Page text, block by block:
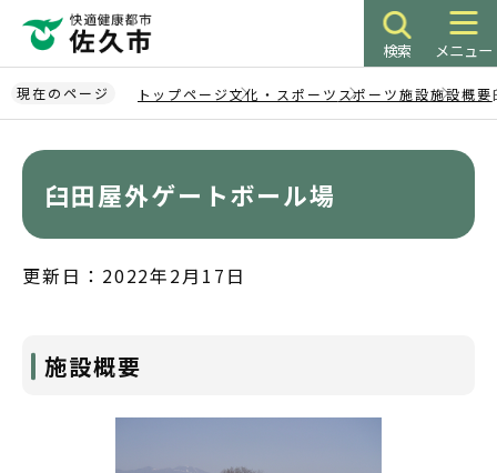
ペ
ー
ジ
検索 メニュー
現在のページ トップページ文化・スポーツ スポーツ施設施設概要
臼田屋外ゲートボール場
更新日：2022年2月17日
施設概要